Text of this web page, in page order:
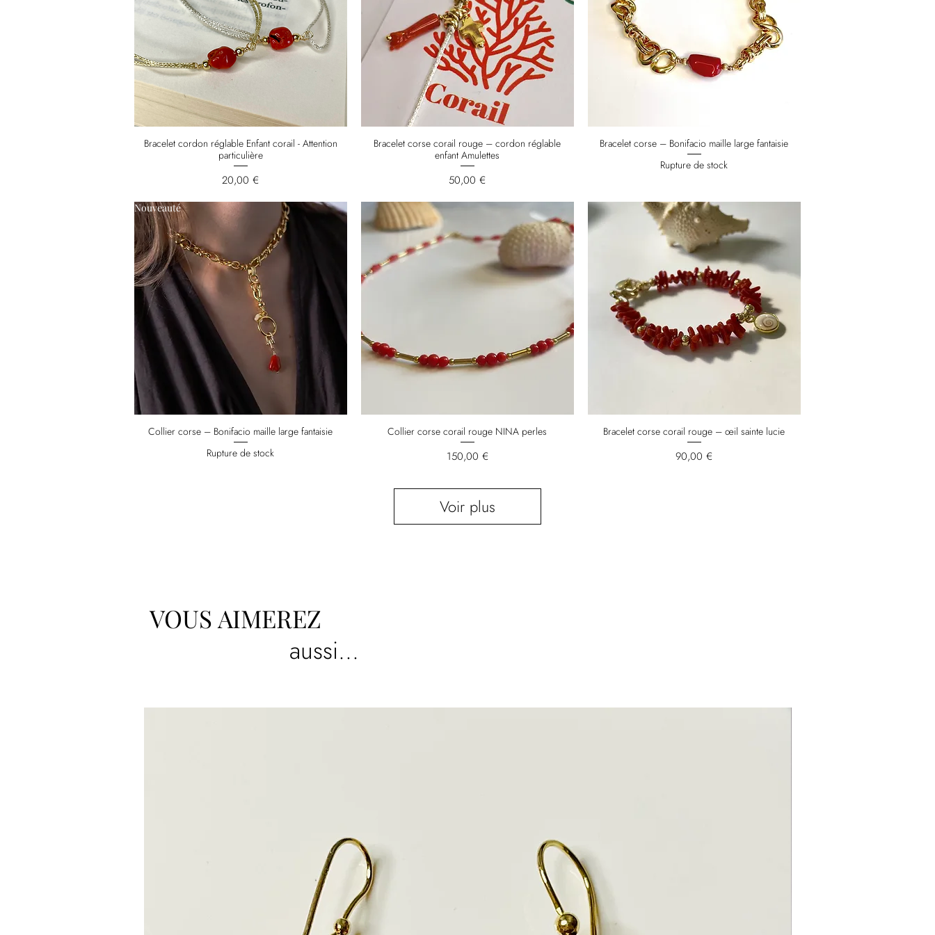
Bracelet cordon réglable Enfant corail - Attention
particulière
Prix
20,00 €
Bracelet corse corail rouge – cordon réglable
enfant Amulettes
Prix
50,00 €
Bracelet corse – Bonifacio maille large fantaisie
Rupture de stock
Nouveauté
Collier corse – Bonifacio maille large fantaisie
Rupture de stock
Collier corse corail rouge NINA perles
Prix
150,00 €
Bracelet corse corail rouge – œil sainte lucie
Prix
90,00 €
Voir plus
VOUS AIMEREZ
aussi...